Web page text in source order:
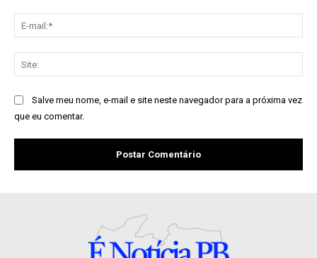
Salve meu nome, e-mail e site neste navegador para a próxima vez
que eu comentar.